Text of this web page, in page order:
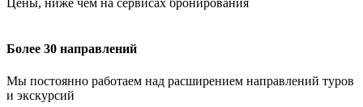
Цены, ниже чем на сервисах бронирования
Более 30 направлений
Мы постоянно работаем над расширением направлений туров
и экскурсий